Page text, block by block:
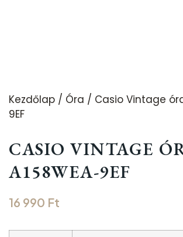
Kezdőlap / Óra / Casio Vintage
9EF
CASIO VINTAGE
A158WEA-9EF
16 990 Ft